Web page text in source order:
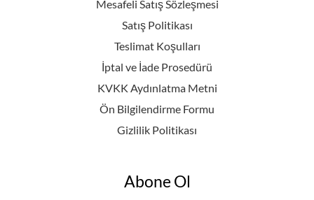
Mesafeli Satış Sözleşmesi
Satış Politikası
Teslimat Koşulları
İptal ve İade Prosedürü
KVKK Aydınlatma Metni
Ön Bilgilendirme Formu
Gizlilik Politikası
Abone Ol